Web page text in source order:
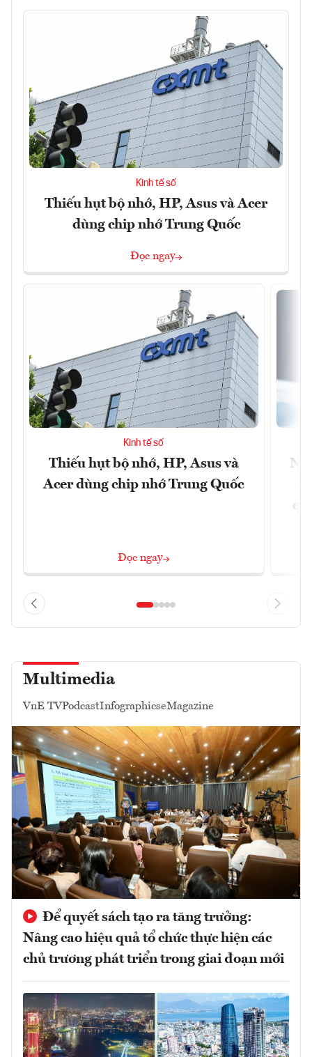
Kinh tế số
Thiếu hụt bộ nhớ, HP, Asus và Acer
dùng chip nhớ Trung Quốc
Đọc ngay
Kinh tế số
Thiếu hụt bộ nhớ, HP, Asus và
Acer dùng chip nhớ Trung Quốc
Đọc ngay
Multimedia
VnE TVPodcastInfographicseMagazine
Để quyết sách tạo ra tăng trưởng:
Nâng cao hiệu quả tổ chức thực hiện các
chủ trương phát triển trong giai đoạn mới